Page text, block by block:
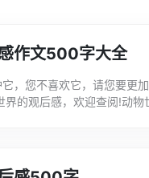
作文500字大全
，您不喜欢它，请您要更
界的观后感，欢迎查阅!动物